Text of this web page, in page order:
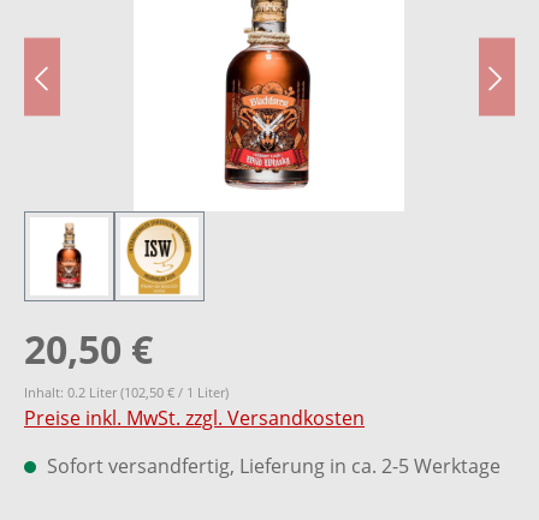
20,50 €
Inhalt: 0.2 Liter (102,50 € / 1 Liter)
Preise inkl. MwSt. zzgl. Versandkosten
Sofort versandfertig, Lieferung in ca. 2-5 Werktage